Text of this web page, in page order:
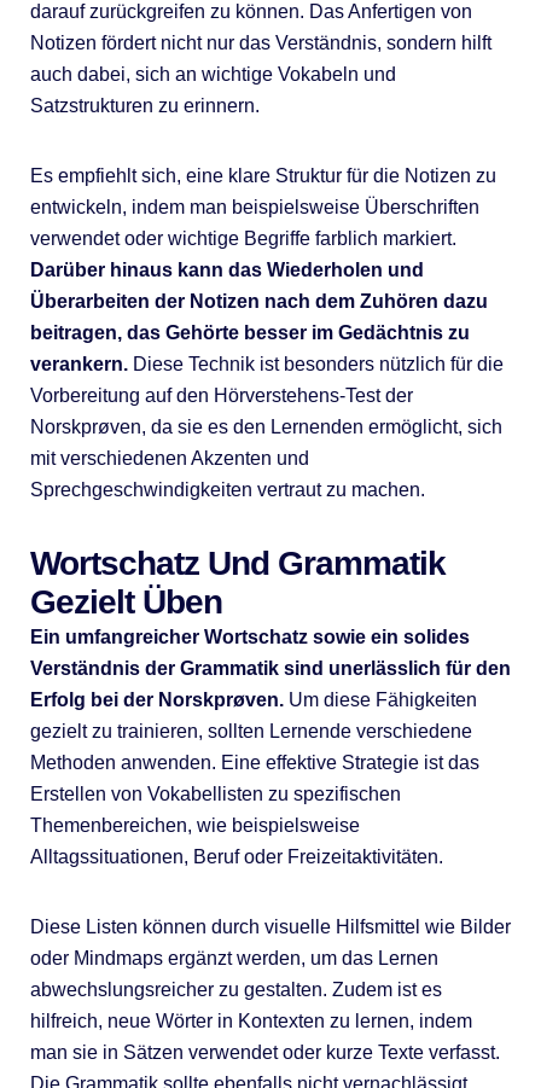
darauf zurückgreifen zu können. Das Anfertigen von
Notizen fördert nicht nur das Verständnis, sondern hilft
auch dabei, sich an wichtige Vokabeln und
Satzstrukturen zu erinnern.
Es empfiehlt sich, eine klare Struktur für die Notizen zu
entwickeln, indem man beispielsweise Überschriften
verwendet oder wichtige Begriffe farblich markiert.
Darüber hinaus kann das Wiederholen und
Überarbeiten der Notizen nach dem Zuhören dazu
beitragen, das Gehörte besser im Gedächtnis zu
verankern.Diese Technik ist besonders nützlich für die
Vorbereitung auf den Hörverstehens-Test der
Norskprøven, da sie es den Lernenden ermöglicht, sich
mit verschiedenen Akzenten und
Sprechgeschwindigkeiten vertraut zu machen.
Wortschatz Und Grammatik
Gezielt Üben
Ein umfangreicher Wortschatz sowie ein solides
Verständnis der Grammatik sind unerlässlich für den
Erfolg bei der Norskprøven.Um diese Fähigkeiten
gezielt zu trainieren, sollten Lernende verschiedene
Methoden anwenden. Eine effektive Strategie ist das
Erstellen von Vokabellisten zu spezifischen
Themenbereichen, wie beispielsweise
Alltagssituationen, Beruf oder Freizeitaktivitäten.
Diese Listen können durch visuelle Hilfsmittel wie Bilder
oder Mindmaps ergänzt werden, um das Lernen
abwechslungsreicher zu gestalten. Zudem ist es
hilfreich, neue Wörter in Kontexten zu lernen, indem
man sie in Sätzen verwendet oder kurze Texte verfasst.
Die Grammatik sollte ebenfalls nicht vernachlässigt